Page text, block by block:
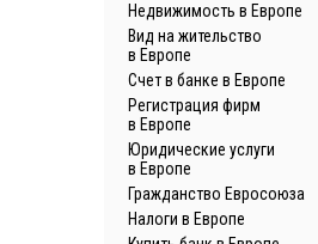
Недвижимость в Европе
Вид на жительство
в Европе
Cчет в банке в Европе
Регистрация фирм
в Европе
Юридические услуги
в Европе
Гражданство Евросоюза
Налоги в Европе